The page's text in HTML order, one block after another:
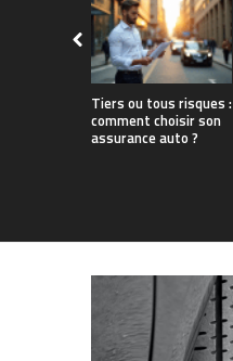
Tiers ou tous risques :
comment choisir son
assurance auto ?